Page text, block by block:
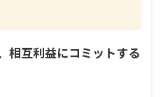
相互利益にコミットする